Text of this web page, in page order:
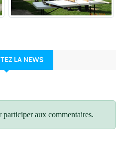
LA NEWS
aux commentaires.